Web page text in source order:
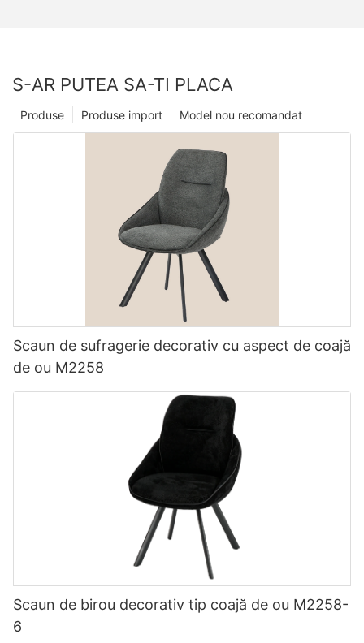
S-AR PUTEA SA-TI PLACA
Model nou recomandat
Produse import
Produse
Scaun de sufragerie decorativ cu aspect de coajă
de ou M2258
Scaun de birou decorativ tip coajă de ou M2258-
6